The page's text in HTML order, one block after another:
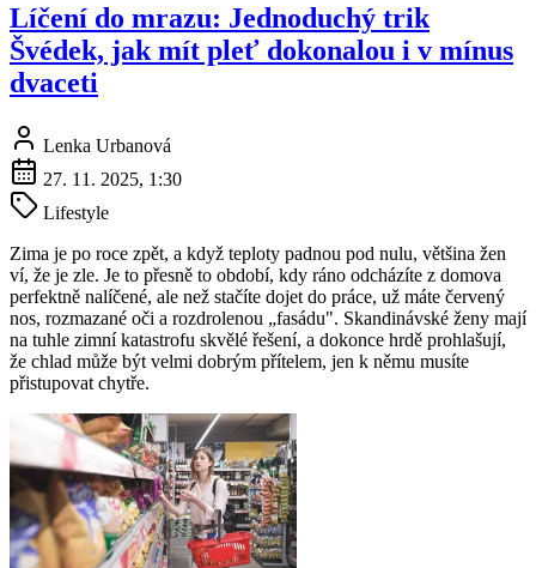
Líčení do mrazu: Jednoduchý trik
Švédek, jak mít pleť dokonalou i v mínus
dvaceti
Lenka Urbanová
27. 11. 2025, 1:30
Lifestyle
Zima je po roce zpět, a když teploty padnou pod nulu, většina žen
ví, že je zle. Je to přesně to období, kdy ráno odcházíte z domova
perfektně nalíčené, ale než stačíte dojet do práce, už máte červený
nos, rozmazané oči a rozdrolenou „fasádu". Skandinávské ženy mají
na tuhle zimní katastrofu skvělé řešení, a dokonce hrdě prohlašují,
že chlad může být velmi dobrým přítelem, jen k němu musíte
přistupovat chytře.